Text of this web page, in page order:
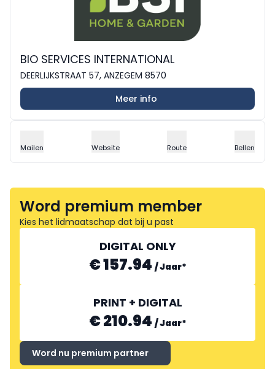
BIO SERVICES INTERNATIONAL
DEERLIJKSTRAAT 57, ANZEGEM 8570
Meer info
Mailen Website Route Bellen
Word premium member
Kies het lidmaatschap dat bij u past
DIGITAL ONLY
€ 157.94 /Jaar*
PRINT + DIGITAL
€ 210.94 /Jaar*
Word nu premium partner